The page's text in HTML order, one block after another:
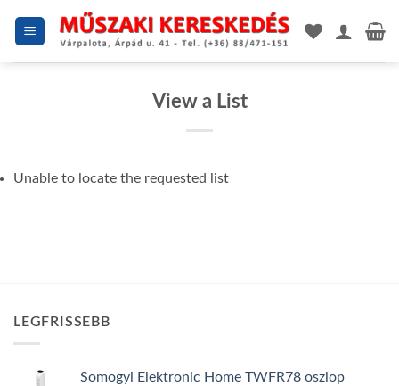
View a List
Unable to locate the requested list
LEGFRISSEBB
Somogyi Elektronic Home TWFR78 oszlop